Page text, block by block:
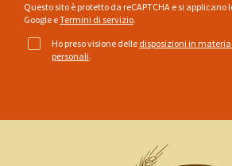
Questo sito è protetto da reCAPTCHA e si
Google eTermini di servizio.
Ho preso visione delle disposizioni in
personali.